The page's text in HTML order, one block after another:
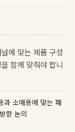
에 맞는 제품 구성
함께 맞춰야 합니
과 소매용에 맞는 패
향 논의